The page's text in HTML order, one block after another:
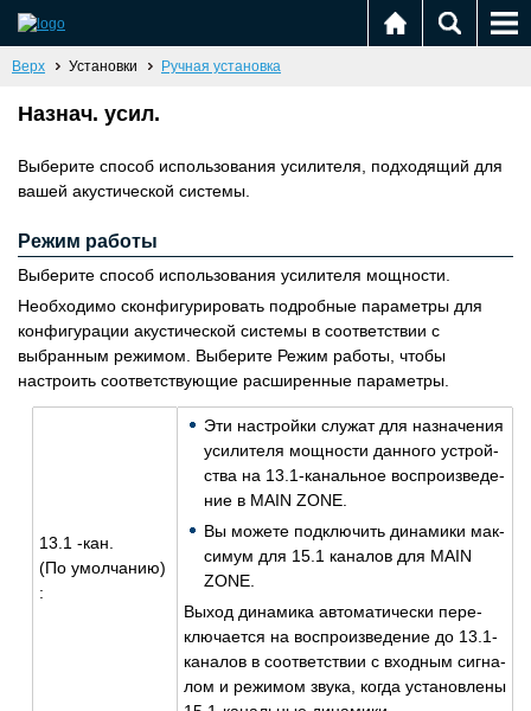
Верх Установки Ручная установка
Назнач. усил.
Выберите способ использования усилителя, подходящий для
вашей акустической системы.
Режим работы
Выберите способ использования усилителя мощности.
Необходимо сконфигурировать подробные параметры для
конфигурации акустической системы в соответствии с
выбранным режимом. Выберите Режим работы, чтобы
настроить соответствующие расширенные параметры.
13.1 -кан.
(По умол­ча­нию)
:
Эти на­строй­ки слу­жат для на­зна­че­ния
уси­ли­те­ля мощ­но­сти дан­но­го устрой­
ства на 13.1-ка­наль­ное вос­про­из­ве­де­
ние в MAIN ZONE.
Вы мо­же­те под­клю­чить ди­на­ми­ки мак­
си­мум для 15.1 ка­на­лов для MAIN
ZONE.
Выход ди­на­ми­ка ав­то­ма­ти­че­ски пе­ре­
клю­ча­ет­ся на вос­про­из­ве­де­ние до 13.1-
ка­на­лов в со­от­вет­ствии с вход­ным сиг­на­
лом и ре­жи­мом звука, когда уста­нов­ле­ны